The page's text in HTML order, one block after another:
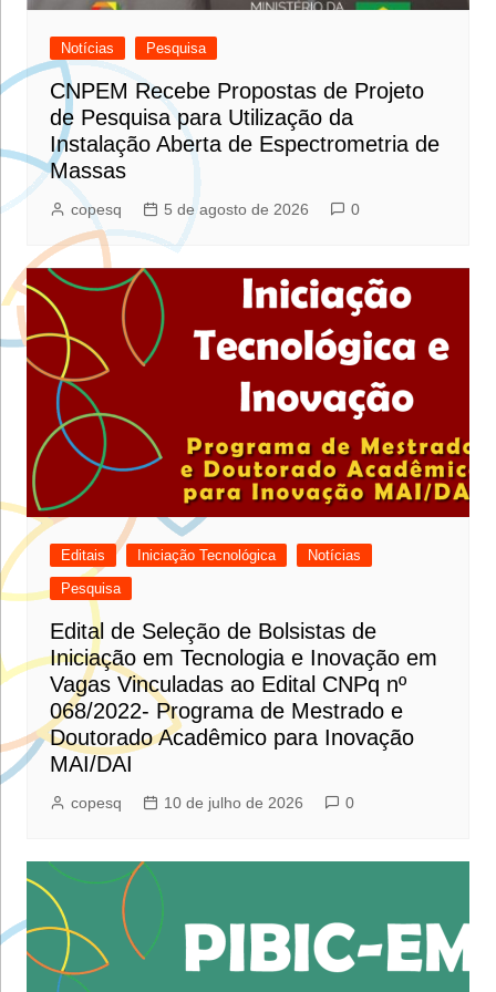
Notícias Pesquisa
CNPEM Recebe Propostas de Projeto
de Pesquisa para Utilização da
Instalação Aberta de Espectrometria de
Massas
copesq 5 de agosto de 2026 0
Editais Iniciação Tecnológica
Notícias
Pesquisa
Edital de Seleção de Bolsistas de
Iniciação em Tecnologia e Inovação em
Vagas Vinculadas ao Edital CNPq nº
068/2022- Programa de Mestrado e
Doutorado Acadêmico para Inovação
MAI/DAI
copesq 10 de julho de 2026 0